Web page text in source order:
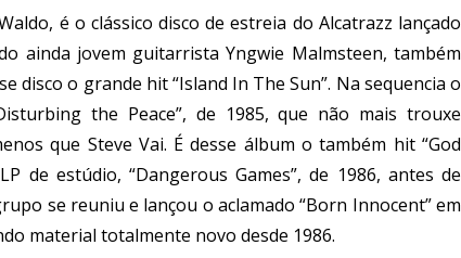
é o clássico disco de estreia do Alcatrazz lançado
ainda jovem guitarrista Yngwie Malmsteen, também
disco o grande hit “Island In The Sun”. Na sequencia o
the Peace”, de 1985, que não mais trouxe
que Steve Vai. É desse álbum o também hit “God
de estúdio, “Dangerous Games”, de 1986, antes de
se reuniu e lançou o aclamado “Born Innocent” em
material totalmente novo desde 1986.